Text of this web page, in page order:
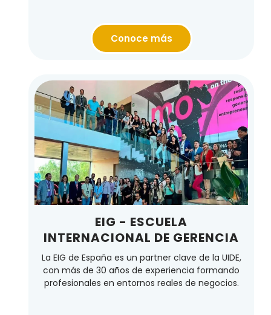
Conoce más
EIG - ESCUELA
INTERNACIONAL DE GERENCIA
La EIG de España es un partner clave de la UIDE,
con más de 30 años de experiencia formando
profesionales en entornos reales de negocios.